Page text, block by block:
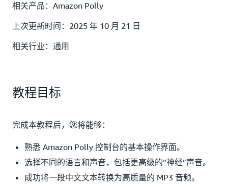
相关产品：Amazon Polly
上次更新时间：2025 年 10 月 21 日
相关行业：通用
教程目标
完成本教程后，您将能够：
熟悉 Amazon Polly 控制台的基本操作界面。
选择不同的语言和声音，包括更高级的“神经”声音。
成功将一段中文文本转换为高质量的 MP3 音频。